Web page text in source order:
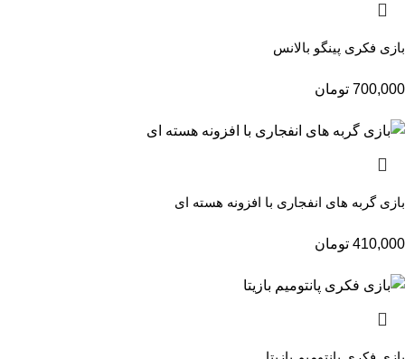
بازی فکری پینگو بالانس
700,000 تومان
بازی گربه های انفجاری با افزونه هسته ای
410,000 تومان